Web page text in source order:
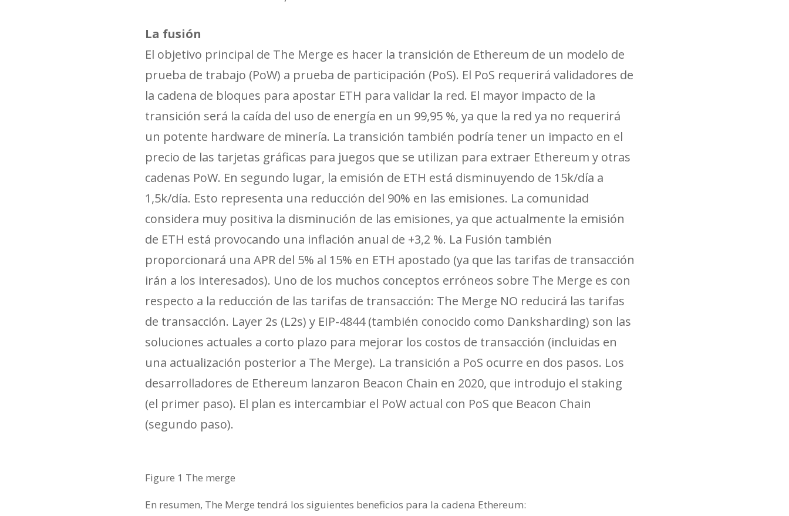
La fusión
El objetivo principal de The Merge es hacer la transición de Ethereum de un modelo de
prueba de trabajo (PoW) a prueba de participación (PoS). El PoS requerirá validadores de
la cadena de bloques para apostar ETH para validar la red. El mayor impacto de la
transición será la caída del uso de energía en un 99,95 %, ya que la red ya no requerirá
un potente hardware de minería. La transición también podría tener un impacto en el
precio de las tarjetas gráficas para juegos que se utilizan para extraer Ethereum y otras
cadenas PoW. En segundo lugar, la emisión de ETH está disminuyendo de 15k/día a
1,5k/día. Esto representa una reducción del 90% en las emisiones. La comunidad
considera muy positiva la disminución de las emisiones, ya que actualmente la emisión
de ETH está provocando una inflación anual de +3,2 %. La Fusión también
proporcionará una APR del 5% al ​​15% en ETH apostado (ya que las tarifas de transacción
irán a los interesados). Uno de los muchos conceptos erróneos sobre The Merge es con
respecto a la reducción de las tarifas de transacción: The Merge NO reducirá las tarifas
de transacción. Layer 2s (L2s) y EIP-4844 (también conocido como Danksharding) son las
soluciones actuales a corto plazo para mejorar los costos de transacción (incluidas en
una actualización posterior a The Merge). La transición a PoS ocurre en dos pasos. Los
desarrolladores de Ethereum lanzaron Beacon Chain en 2020, que introdujo el staking
(el primer paso). El plan es intercambiar el PoW actual con PoS que Beacon Chain
(segundo paso).
Figure 1 The merge
En resumen, The Merge tendrá los siguientes beneficios para la cadena Ethereum: